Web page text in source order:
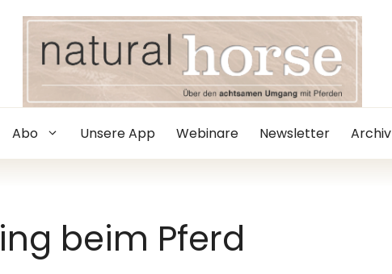
Abo Unsere App Webinare Newsletter Archiv
beim Pferd